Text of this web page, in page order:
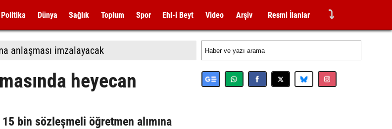
Politika Dünya Sağlık Toplum Spor Ehl-i Beyt Video Arşiv Resmi İlanlar ⤵
anlaşması imzalayacak
heyecan
bin sözleşmeli öğretmen alımına